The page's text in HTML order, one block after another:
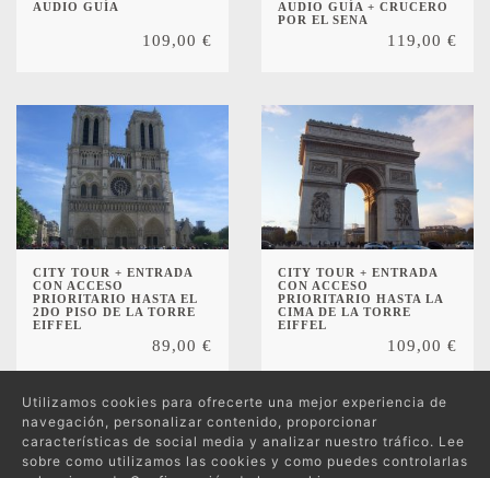
AUDIO GUÍA
109,00 €
AUDIO GUÍA + CRUCERO
POR EL SENA
119,00 €
CITY TOUR + ENTRADA
CON ACCESO
PRIORITARIO HASTA EL
2DO PISO DE LA TORRE
EIFFEL
89,00 €
CITY TOUR + ENTRADA
CON ACCESO
PRIORITARIO HASTA LA
CIMA DE LA TORRE
EIFFEL
109,00 €
Utilizamos cookies para ofrecerte una mejor experiencia de
navegación, personalizar contenido, proporcionar
características de social media y analizar nuestro tráfico. Lee
sobre como utilizamos las cookies y como puedes controlarlas